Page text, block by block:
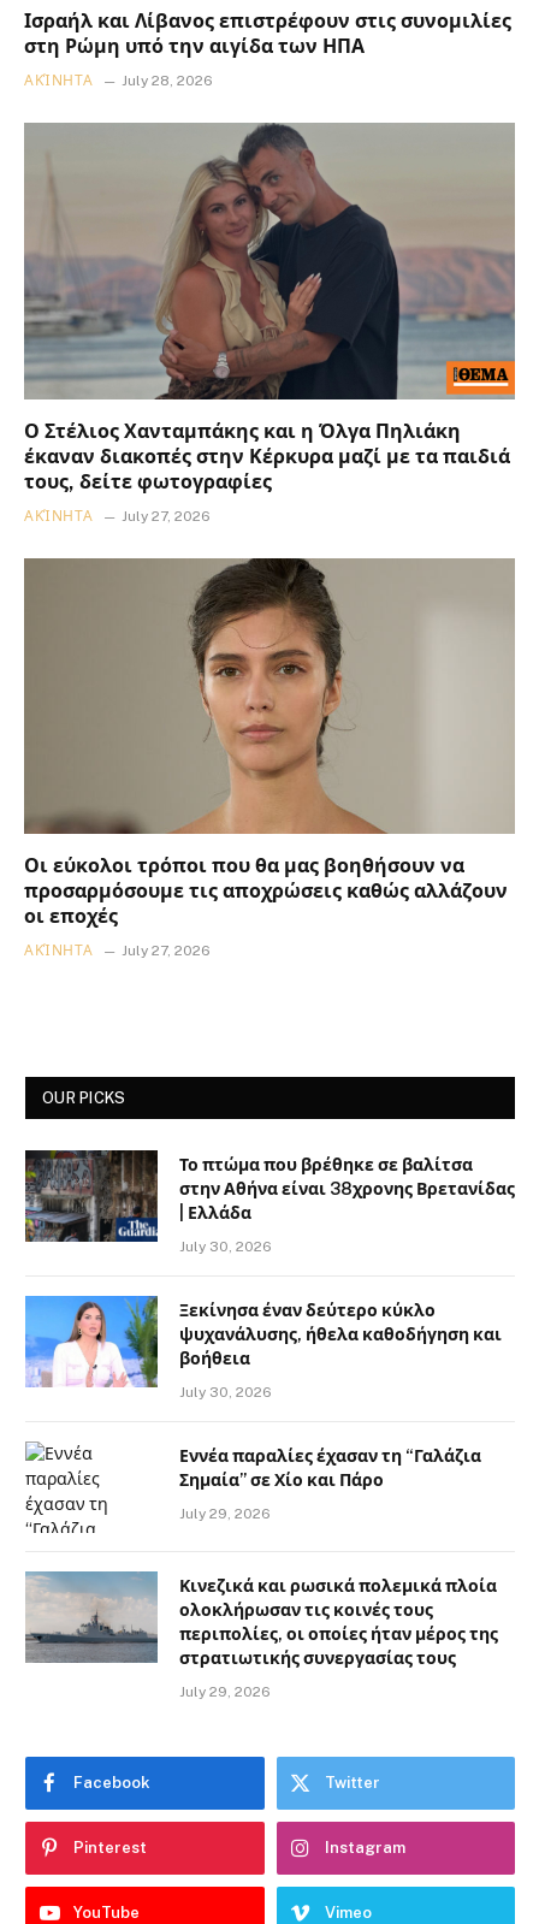
Ισραήλ και Λίβανος επιστρέφουν στις συνομιλίες
στη Ρώμη υπό την αιγίδα των ΗΠΑ
ΑΚΊΝΗΤΑ July 28, 2026
Ο Στέλιος Χανταμπάκης και η Όλγα Πηλιάκη
έκαναν διακοπές στην Κέρκυρα μαζί με τα παιδιά
τους, δείτε φωτογραφίες
ΑΚΊΝΗΤΑ July 27, 2026
Οι εύκολοι τρόποι που θα μας βοηθήσουν να
προσαρμόσουμε τις αποχρώσεις καθώς αλλάζουν
οι εποχές
ΑΚΊΝΗΤΑ July 27, 2026
OUR PICKS
Το πτώμα που βρέθηκε σε βαλίτσα
στην Αθήνα είναι 38χρονης Βρετανίδας
| Ελλάδα
July 30, 2026
Ξεκίνησα έναν δεύτερο κύκλο
ψυχανάλυσης, ήθελα καθοδήγηση και
βοήθεια
July 30, 2026
Εννέα παραλίες έχασαν τη “Γαλάζια
Σημαία” σε Χίο και Πάρο
July 29, 2026
Κινεζικά και ρωσικά πολεμικά πλοία
ολοκλήρωσαν τις κοινές τους
περιπολίες, οι οποίες ήταν μέρος της
στρατιωτικής συνεργασίας τους
July 29, 2026
Facebook Twitter
Pinterest Instagram
YouTube Vimeo